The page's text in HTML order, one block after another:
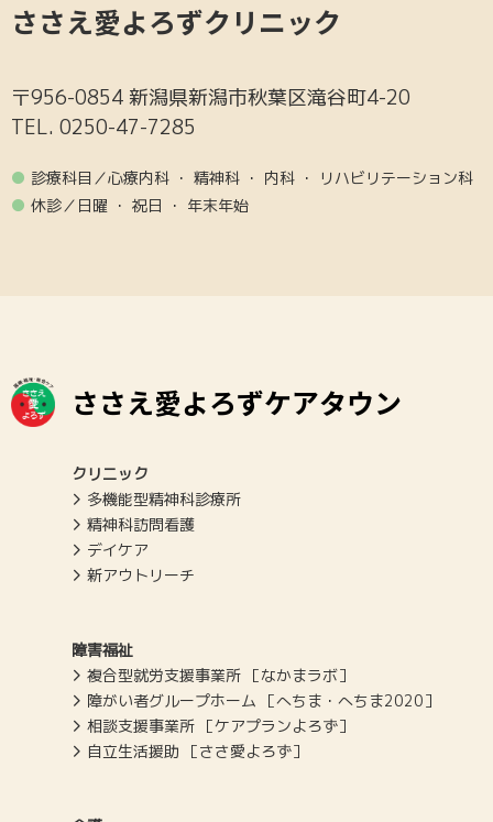
ささえ愛よろずクリニック
〒956-0854 新潟県新潟市秋葉区滝谷町4-20
TEL. 0250-47-7285
● 診療科目／心療内科 ・ 精神科 ・ 内科 ・ リハビリテーション科
● 休診／日曜 ・ 祝日 ・ 年末年始
ささえ愛よろずケアタウン
クリニック
多機能型精神科診療所
精神科訪問看護
デイケア
新アウトリーチ
障害福祉
複合型就労支援事業所 ［なかまラボ］
障がい者グループホーム ［へちま・へちま2020］
相談支援事業所 ［ケアプランよろず］
自立生活援助 ［ささ愛よろず］